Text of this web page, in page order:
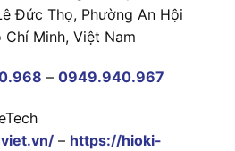
Đức Thọ, Phường An Hội
Minh, Việt Nam
– 0949.940.967
– https://hioki-